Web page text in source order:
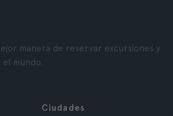
manera de reservar excursiones y
mundo.
Ciudades